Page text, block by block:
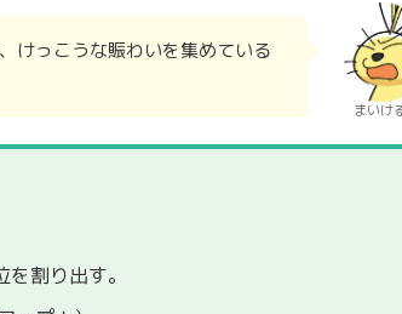
けっこうな賑わいを集めている
まいけ
割り出す。